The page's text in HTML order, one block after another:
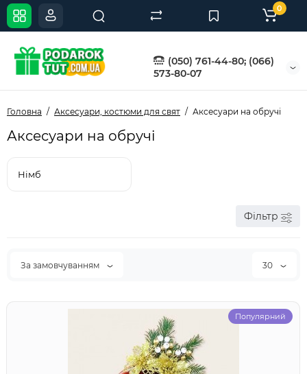
(050) 761-44-80; (066)
573-80-07
0
Головна Аксесуари, костюми для свят Аксесуари на обручі
Аксесуари на обручі
Німб
Фільтр
За замовчуванням 30
Популярний